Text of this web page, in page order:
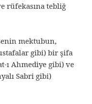
rüfekasına tebliğ
mektubun,
gibi) bir şifa
ı Ahmediye gibi) ve
Sabri gibi)